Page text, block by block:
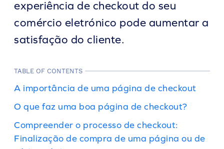
experiência de checkout do seu
comércio eletrónico pode aumentar a
satisfação do cliente.
TABLE OF CONTENTS
A importância de uma página de checkout
O que faz uma boa página de checkout?
Compreender o processo de checkout:
Finalização de compra de uma página ou de